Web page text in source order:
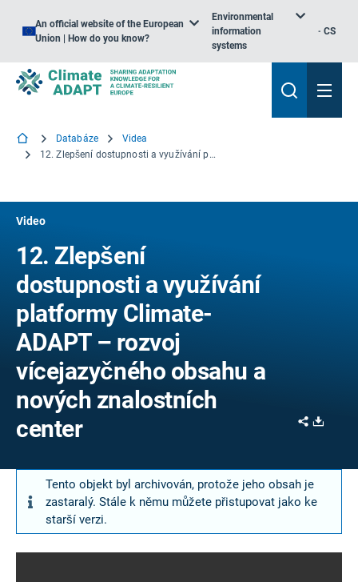
An official website of the European
Union | How do you know?
Environmental
information
systems
CS
Databáze
Videa
12. Zlepšení dostupnosti a využívání platformy Climate-ADAPT – rozvoj vícejazyčného obsahu a nových znalostních center
Video
12. Zlepšení
dostupnosti a využívání
platformy Climate-
ADAPT – rozvoj
vícejazyčného obsahu a
nových znalostních
center
Share
Tento objekt byl archivován, protože jeho obsah je
zastaralý. Stále k němu můžete přistupovat jako ke
starší verzi.